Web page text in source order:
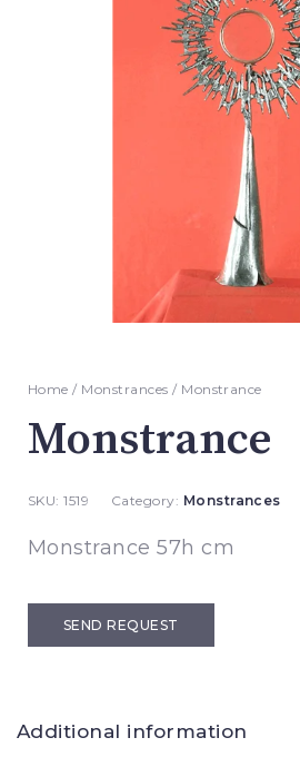
Home / Monstrances / Monstrance
Monstrance
SKU:1519 Category: Monstrances
Monstrance 57h cm
SEND REQUEST
Additional information